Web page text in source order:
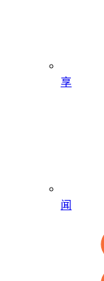
享
闻